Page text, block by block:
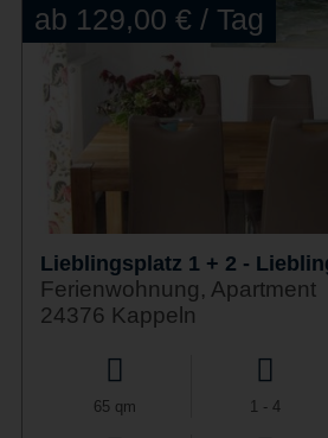
ab 129,00 € / Tag
Lieblingsplatz 1 + 2 -
Ferienwohnung, Apartment
24376 Kappeln
65 qm 1 - 4